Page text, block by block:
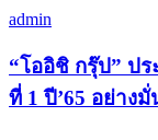
admin
“โออิชิ กรุ๊ป” ป
ที่ 1 ปี’65 อย่าง